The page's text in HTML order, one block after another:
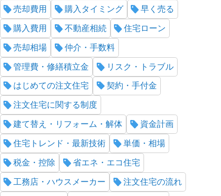
売却費用 購入タイミング 早く売る
購入費用 不動産相続 住宅ローン
売却相場 仲介・手数料
管理費・修繕積立金 リスク・トラブル
はじめての注文住宅 契約・手付金
注文住宅に関する制度
建て替え・リフォーム・解体 資金計画
住宅トレンド・最新技術 単価・相場
税金・控除 省エネ・エコ住宅
工務店・ハウスメーカー 注文住宅の流れ